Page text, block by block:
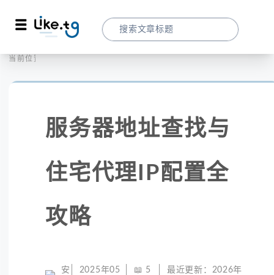
当前位置：
服务器地址查找与
住宅代理IP配置全
攻略
安
2025年05
📖 5
最近更新： 2026年